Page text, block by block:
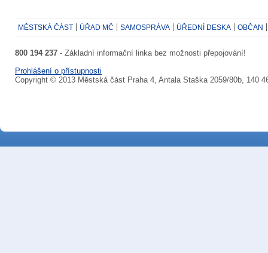
MĚSTSKÁ ČÁST ÚŘAD MČ SAMOSPRÁVA ÚŘEDNÍ DESKA OBČAN
800 194 237 - Základní informační linka bez možnosti přepojování!
Prohlášení o přístupnosti
Copyright © 2013 Městská část Praha 4, Antala Staška 2059/80b, 140